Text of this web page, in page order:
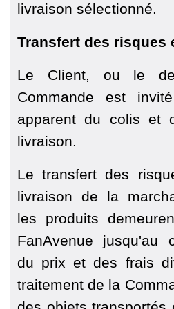
livraison sélectionné.
Transfert des risques
Le Client, ou le
Commande est
apparent du colis et
livraison.
Le transfert des
livraison de la
les produits
FanAvenue jusqu'au
du prix et des frais
traitement de la